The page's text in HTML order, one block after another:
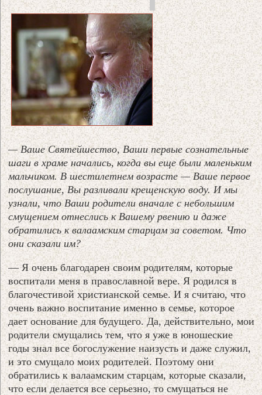
— Ваше Святейшество, Ваши первые сознательные
шаги в храме начались, когда вы еще были маленьким
мальчиком. В шестилетнем возрасте — Ваше первое
послушание, Вы разливали крещенскую воду. И мы
узнали, что Ваши родители вначале с небольшим
смущением отнеслись к Вашему рвению и даже
обратились к валаамским старцам за советом. Что
они сказали им?
— Я очень благодарен своим родителям, которые
воспитали меня в православной вере. Я родился в
благочестивой христианской семье. И я считаю, что
очень важно воспитание именно в семье, которое
дает основание для будущего. Да, действительно, мои
родители смущались тем, что я уже в юношеские
годы знал все богослужение наизусть и даже служил,
и это смущало моих родителей. Поэтому они
обратились к валаамским старцам, которые сказали,
что если делается все серьезно, то смущаться не